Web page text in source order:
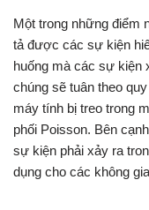
Một trong những điểm
tả được các sự kiện
huống mà các sự kiện
chúng sẽ tuân theo
máy tính bị treo trong
phối Poisson. Bên
sự kiện phải xảy ra
dụng cho các không